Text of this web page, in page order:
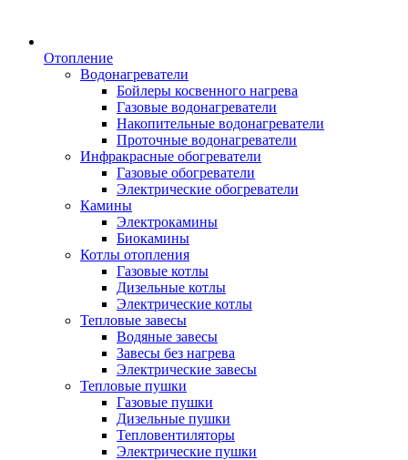
Отопление
Водонагреватели
Бойлеры косвенного нагрева
Газовые водонагреватели
Накопительные водонагреватели
Проточные водонагреватели
Инфракрасные обогреватели
Газовые обогреватели
Электрические обогреватели
Камины
Электрокамины
Биокамины
Котлы отопления
Газовые котлы
Дизельные котлы
Электрические котлы
Тепловые завесы
Водяные завесы
Завесы без нагрева
Электрические завесы
Тепловые пушки
Газовые пушки
Дизельные пушки
Тепловентиляторы
Электрические пушки